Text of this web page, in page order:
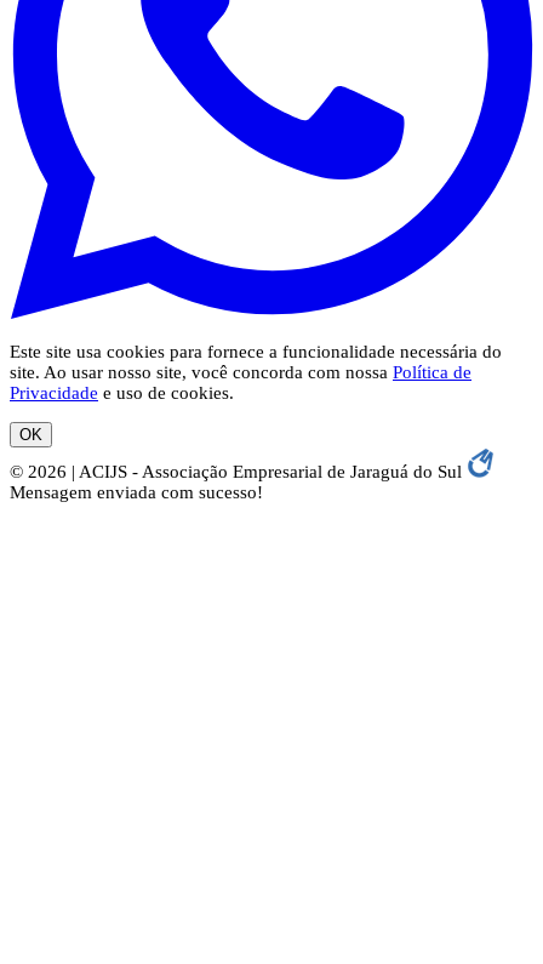
Este site usa cookies para fornece a funcionalidade necessária do
site. Ao usar nosso site, você concorda com nossa Política de
Privacidade e uso de cookies.
OK
© 2026 | ACIJS - Associação Empresarial de Jaraguá do Sul
Mensagem enviada com sucesso!